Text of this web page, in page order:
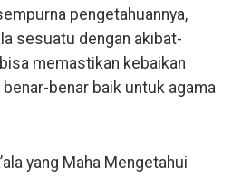
pengetahuannya,
sesuatu dengan akibat-
memastikan kebaikan
benar baik untuk agama
yang Maha Mengetahui